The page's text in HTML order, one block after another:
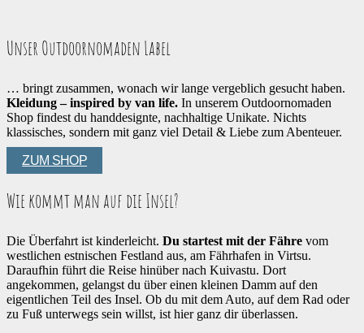
Unser Outdoornomaden Label
… bringt zusammen, wonach wir lange vergeblich gesucht haben.
Kleidung – inspired by van life. In unserem Outdoornomaden
Shop findest du handdesignte, nachhaltige Unikate. Nichts
klassisches, sondern mit ganz viel Detail & Liebe zum Abenteuer.
ZUM SHOP
Wie kommt man auf die Insel?
Die Überfahrt ist kinderleicht. Du startest mit der Fähre vom
westlichen estnischen Festland aus, am Fährhafen in Virtsu.
Daraufhin führt die Reise hinüber nach Kuivastu. Dort
angekommen, gelangst du über einen kleinen Damm auf den
eigentlichen Teil des Insel. Ob du mit dem Auto, auf dem Rad oder
zu Fuß unterwegs sein willst, ist hier ganz dir überlassen.